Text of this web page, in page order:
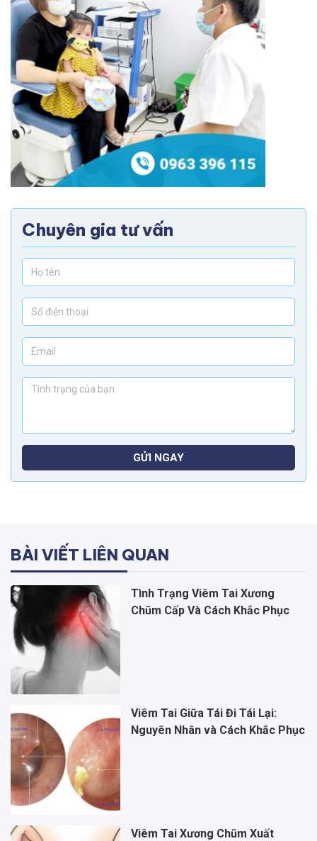
Chuyên gia tư vấn
GỬI NGAY
BÀI VIẾT LIÊN QUAN
Tình Trạng Viêm Tai Xương
Chũm Cấp Và Cách Khắc Phục
Viêm Tai Giữa Tái Đi Tái Lại:
Nguyên Nhân và Cách Khắc Phục
Viêm Tai Xương Chũm Xuất